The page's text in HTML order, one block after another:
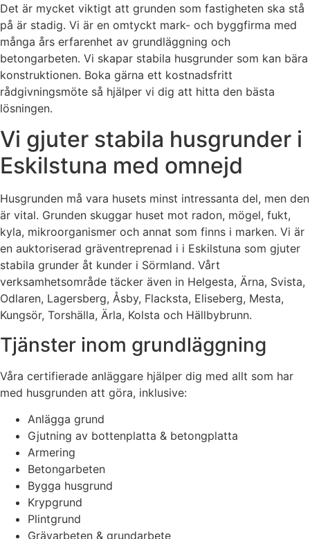
Det är mycket viktigt att grunden som fastigheten ska stå
på är stadig. Vi är en omtyckt mark- och byggfirma med
många års erfarenhet av grundläggning och
betongarbeten. Vi skapar stabila husgrunder som kan bära
konstruktionen. Boka gärna ett kostnadsfritt
rådgivningsmöte så hjälper vi dig att hitta den bästa
lösningen.
Vi gjuter stabila husgrunder i
Eskilstuna med omnejd
Husgrunden må vara husets minst intressanta del, men den
är vital. Grunden skuggar huset mot radon, mögel, fukt,
kyla, mikroorganismer och annat som finns i marken. Vi är
en auktoriserad gräventreprenad i i Eskilstuna som gjuter
stabila grunder åt kunder i Sörmland. Vårt
verksamhetsområde täcker även in Helgesta, Ärna, Svista,
Odlaren, Lagersberg, Åsby, Flacksta, Eliseberg, Mesta,
Kungsör, Torshälla, Ärla, Kolsta och Hällbybrunn.
Tjänster inom grundläggning
Våra certifierade anläggare hjälper dig med allt som har
med husgrunden att göra, inklusive:
Anlägga grund
Gjutning av bottenplatta & betongplatta
Armering
Betongarbeten
Bygga husgrund
Krypgrund
Plintgrund
Grävarbeten & grundarbete